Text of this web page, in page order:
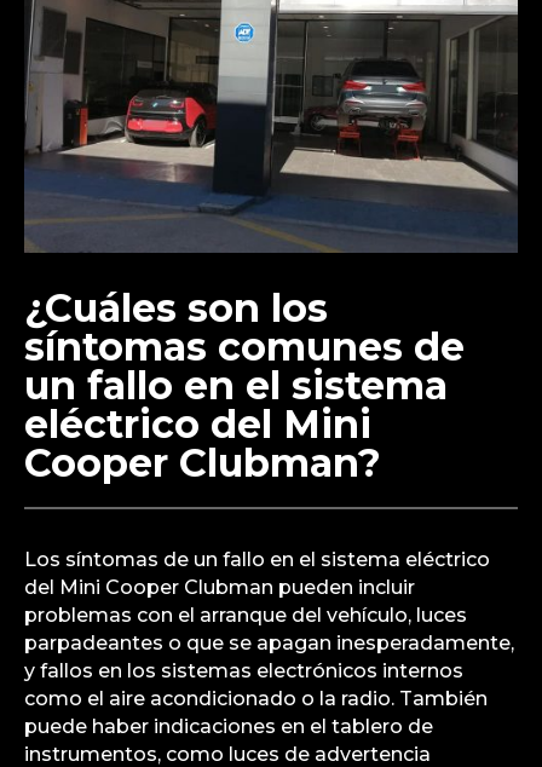
¿Cuáles son los
síntomas comunes de
un fallo en el sistema
eléctrico del Mini
Cooper Clubman?
Los síntomas de un fallo en el sistema eléctrico
del Mini Cooper Clubman pueden incluir
problemas con el arranque del vehículo, luces
parpadeantes o que se apagan inesperadamente,
y fallos en los sistemas electrónicos internos
como el aire acondicionado o la radio. También
puede haber indicaciones en el tablero de
instrumentos, como luces de advertencia